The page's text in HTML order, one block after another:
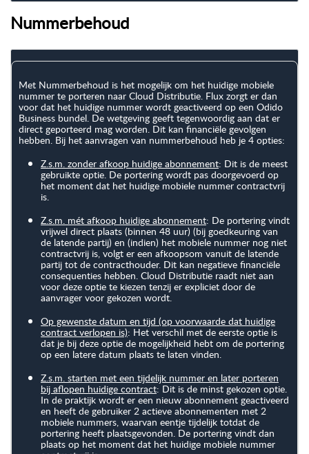
Nummerbehoud
Met Nummerbehoud is het mogelijk om het huidige mobiele
nummer te porteren naar Cloud Distributie. Flux zorgt er dan
voor dat het huidige nummer wordt geactiveerd op een Odido
Business bundel. De wetgeving geeft tegenwoordig aan dat er
direct geporteerd mag worden. Dit kan financiële gevolgen
hebben. Bij het aanvragen van nummerbehoud heb je 4 opties:
Z.s.m. zonder afkoop huidige abonnement: Dit is de meest
gebruikte optie. De portering wordt pas doorgevoerd op
het moment dat het huidige mobiele nummer contractvrij
is.
Z.s.m. mét afkoop huidige abonnement: De portering vindt
vrijwel direct plaats (binnen 48 uur) (bij goedkeuring van
de latende partij) en (indien) het mobiele nummer nog niet
contractvrij is, volgt er een afkoopsom vanuit de latende
partij tot de contracthouder. Dit kan negatieve financiële
consequenties hebben. Cloud Distributie raadt niet aan
voor deze optie te kiezen tenzij er expliciet door de
aanvrager voor gekozen wordt.
Op gewenste datum en tijd (op voorwaarde dat huidige
contract verlopen is): Het verschil met de eerste optie is
dat je bij deze optie de mogelijkheid hebt om de portering
op een latere datum plaats te laten vinden.
Z.s.m. starten met een tijdelijk nummer en later porteren
bij aflopen huidige contract: Dit is de minst gekozen optie.
In de praktijk wordt er een nieuw abonnement geactiveerd
en heeft de gebruiker 2 actieve abonnementen met 2
mobiele nummers, waarvan eentje tijdelijk totdat de
portering heeft plaatsgevonden. De portering vindt dan
plaats op het moment dat het huidige mobiele nummer